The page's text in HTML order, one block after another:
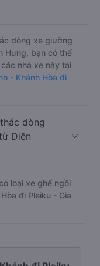
dòng xe giường
Hưng, bạn có thể
nhà xe này tại
- Khánh Hòa đi
dòng
Diên
loại xe ghế ngồi
đi Pleiku - Gia